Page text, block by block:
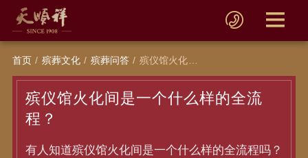
首页 殡葬文化 殡葬问答 殡仪馆火化间是一个什么样的全流程？
殡仪馆火化间是一个什么样的全流
程？
有人知道殡仪馆火化间是一个什么样的全流程吗？